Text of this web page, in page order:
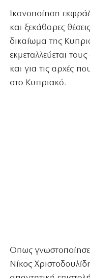
Ικανοποίηση
και ξεκάθαρες
δικαίωμα της
εκμεταλλεύεται
και για τις αρχές
στο Κυπριακό.
Οπως
Νίκος